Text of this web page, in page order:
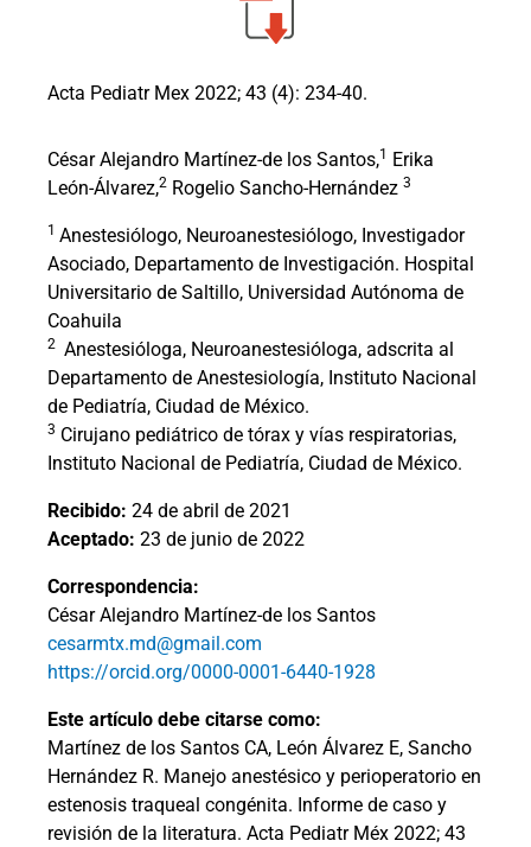
Acta Pediatr Mex 2022; 43 (4): 234-40.
César Alejandro Martínez-de los Santos,1
Erika
León-Álvarez,2 Rogelio Sancho-Hernández 3
1 Anestesiólogo, Neuroanestesiólogo, Investigador
Asociado, Departamento de Investigación. Hospital
Universitario de Saltillo, Universidad Autónoma de
Coahuila
2 Anestesióloga, Neuroanestesióloga, adscrita al
Departamento de Anestesiología, Instituto Nacional
de Pediatría, Ciudad de México.
3 Cirujano pediátrico de tórax y vías respiratorias,
Instituto Nacional de Pediatría, Ciudad de México.
Recibido: 24 de abril de 2021
Aceptado: 23 de junio de 2022
Correspondencia:
César Alejandro Martínez-de los Santos
cesarmtx.md@gmail.com
https://orcid.org/0000-0001-6440-1928
Este artículo debe citarse como:
Martínez de los Santos CA, León Álvarez E, Sancho
Hernández R. Manejo anestésico y perioperatorio en
estenosis traqueal congénita. Informe de caso y
revisión de la literatura. Acta Pediatr Méx 2022; 43